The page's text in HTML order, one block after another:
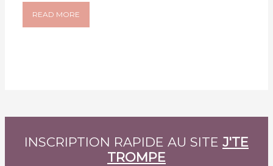
READ MORE
INSCRIPTION RAPIDE AU SITE J'TE
TROMPE